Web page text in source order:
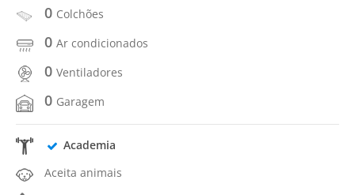
0 Colchões
0 Ar condicionados
0 Ventiladores
0 Garagem
Academia
Aceita animais